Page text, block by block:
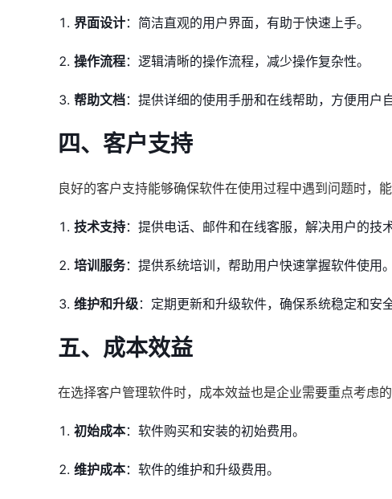
界面设计：简洁直观的用户界面，有助于快速上手。
操作流程：逻辑清晰的操作流程，减少操作复杂性。
帮助文档：提供详细的使用手册和在线帮助，方便用户自
四、客户支持
良好的客户支持能够确保软件在使用过程中遇到问题时，
技术支持：提供电话、邮件和在线客服，解决用户的技术
培训服务：提供系统培训，帮助用户快速掌握软件使用。
维护和升级：定期更新和升级软件，确保系统稳定和安全
五、成本效益
在选择客户管理软件时，成本效益也是企业需要重点考虑
初始成本：软件购买和安装的初始费用。
维护成本：软件的维护和升级费用。